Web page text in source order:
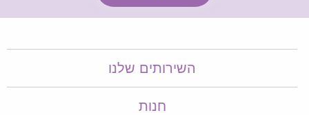
השירותים שלנו
חנות